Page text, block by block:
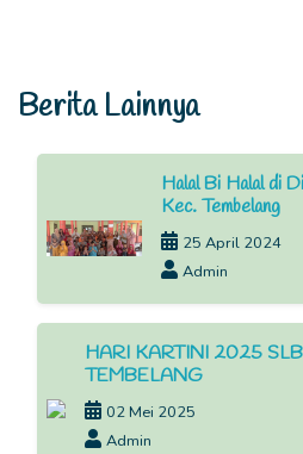
Berita Lainnya
Halal Bi Halal di
Kec. Tembelang
25 April 2024
Admin
HARI KARTINI 2025
TEMBELANG
02 Mei 2025
Admin